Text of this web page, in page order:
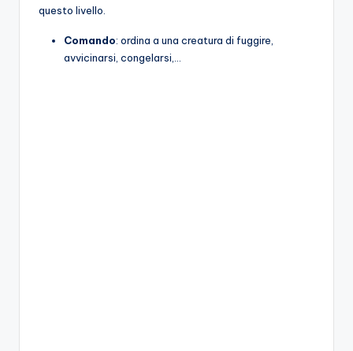
questo livello.
Comando: ordina a una creatura di fuggire,
avvicinarsi, congelarsi,…